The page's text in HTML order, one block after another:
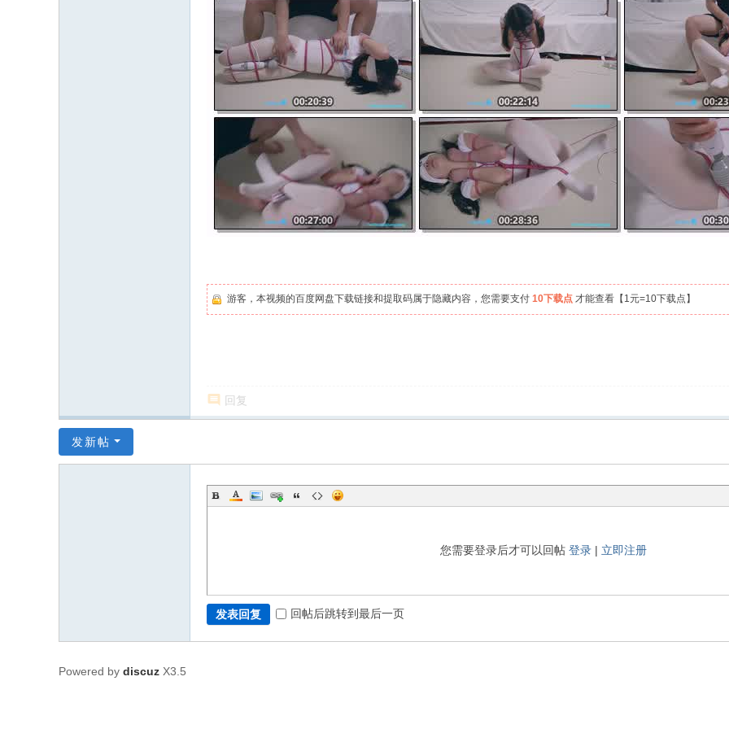
游客，本视频的百度网盘下载链接和提取码属于隐藏内容，您需要支付 10下载点 才能查看【1元=10下载点】
回复
发新帖
您需要登录后才可以回帖 登录| 立即注册
发表回复 回帖后跳转到最后一页
Powered by discuz X3.5